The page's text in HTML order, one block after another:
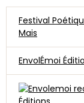
Festival
Mais
EnvolÉmoi